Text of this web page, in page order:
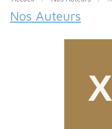
Nos Auteurs